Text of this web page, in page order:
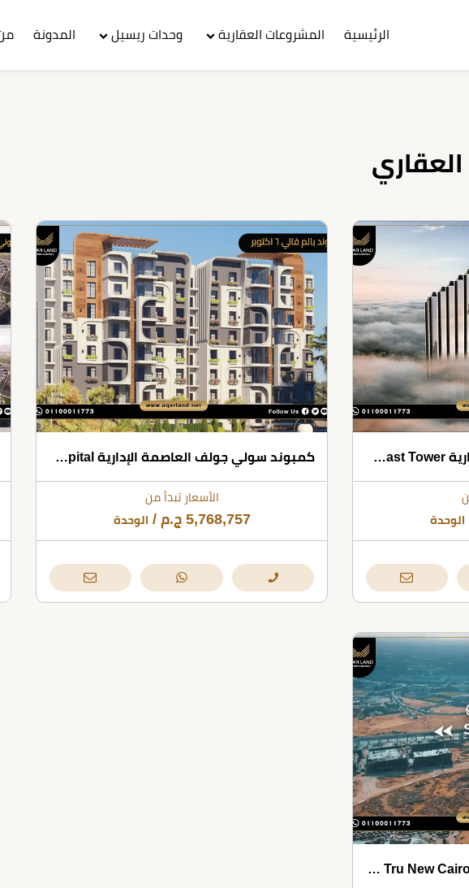
الرئيسية المشروعات العقارية وحدات ريسيل المدونة
مول ايست تاور العاصمة الإدارية Mall East Tower بمقدم 10%
الوحدة
كمبوند سولي جولف العاصمة الإدارية Compound Suli Golf Residence New Capital
الأسعار تبدأ من
5,768,757 ج.م / الوحدة
كمبوند ترو التجمع الخامس Tru New Cairo شركة يو سي للتطوير العقاري